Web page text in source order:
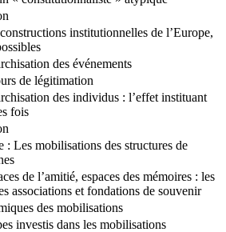
institutionnelles de l’Europe,
des événements
de légitimation
des individus : l’effet instituant
fois
: Les mobilisations des structures de
de l’amitié, espaces des mémoires : les
associations et fondations de souvenir
des mobilisations
investis dans les mobilisations